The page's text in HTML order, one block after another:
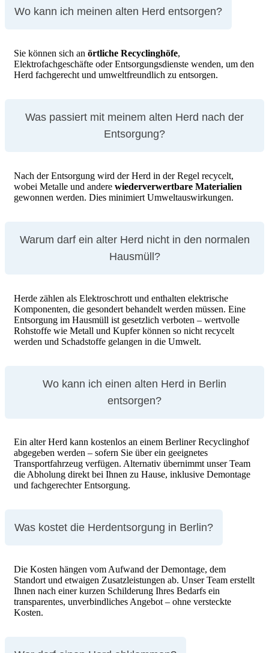
Wo kann ich meinen alten Herd entsorgen?
Sie können sich an örtliche Recyclinghöfe,
Elektrofachgeschäfte oder Entsorgungsdienste wenden, um den
Herd fachgerecht und umweltfreundlich zu entsorgen.
Was passiert mit meinem alten Herd nach der
Entsorgung?
Nach der Entsorgung wird der Herd in der Regel recycelt,
wobei Metalle und andere wiederverwertbare Materialien
gewonnen werden. Dies minimiert Umweltauswirkungen.
Warum darf ein alter Herd nicht in den normalen
Hausmüll?
Herde zählen als Elektroschrott und enthalten elektrische
Komponenten, die gesondert behandelt werden müssen. Eine
Entsorgung im Hausmüll ist gesetzlich verboten – wertvolle
Rohstoffe wie Metall und Kupfer können so nicht recycelt
werden und Schadstoffe gelangen in die Umwelt.
Wo kann ich einen alten Herd in Berlin
entsorgen?
Ein alter Herd kann kostenlos an einem Berliner Recyclinghof
abgegeben werden – sofern Sie über ein geeignetes
Transportfahrzeug verfügen. Alternativ übernimmt unser Team
die Abholung direkt bei Ihnen zu Hause, inklusive Demontage
und fachgerechter Entsorgung.
Was kostet die Herdentsorgung in Berlin?
Die Kosten hängen vom Aufwand der Demontage, dem
Standort und etwaigen Zusatzleistungen ab. Unser Team erstellt
Ihnen nach einer kurzen Schilderung Ihres Bedarfs ein
transparentes, unverbindliches Angebot – ohne versteckte
Kosten.